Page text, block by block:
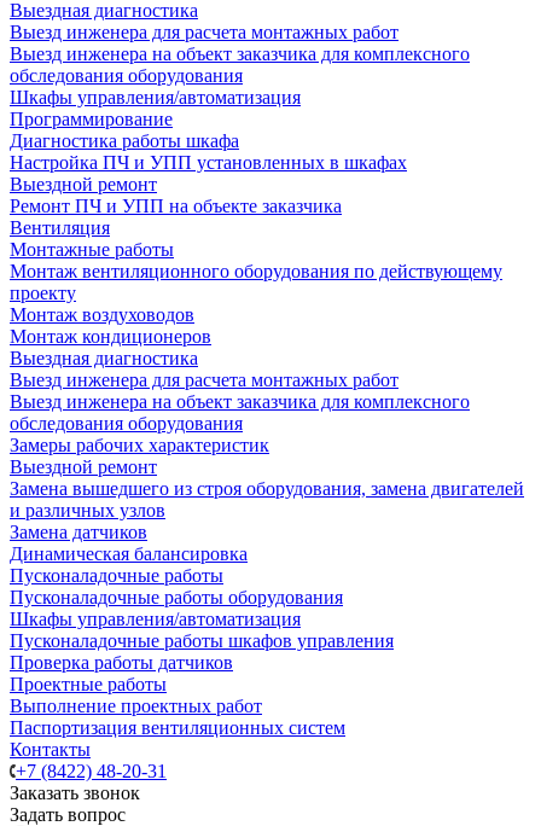
Выездная диагностика
Выезд инженера для расчета монтажных работ
Выезд инженера на объект заказчика для комплексного
обследования оборудования
Шкафы управления/автоматизация
Программирование
Диагностика работы шкафа
Настройка ПЧ и УПП установленных в шкафах
Выездной ремонт
Ремонт ПЧ и УПП на объекте заказчика
Вентиляция
Монтажные работы
Монтаж вентиляционного оборудования по действующему
проекту
Монтаж воздуховодов
Монтаж кондиционеров
Выездная диагностика
Выезд инженера для расчета монтажных работ
Выезд инженера на объект заказчика для комплексного
обследования оборудования
Замеры рабочих характеристик
Выездной ремонт
Замена вышедшего из строя оборудования, замена двигателей
и различных узлов
Замена датчиков
Динамическая балансировка
Пусконаладочные работы
Пусконаладочные работы оборудования
Шкафы управления/автоматизация
Пусконаладочные работы шкафов управления
Проверка работы датчиков
Проектные работы
Выполнение проектных работ
Паспортизация вентиляционных систем
Контакты
+7 (8422) 48-20-31
Заказать звонок
Задать вопрос